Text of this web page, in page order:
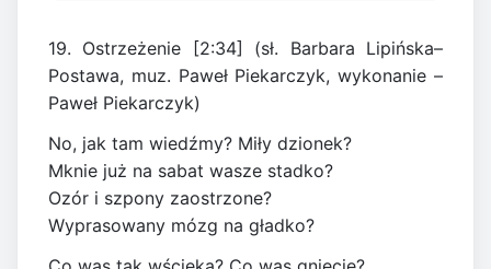
19. Ostrzeżenie [2:34] (sł. Barbara Lipińska–
Postawa, muz. Paweł Piekarczyk, wykonanie –
Paweł Piekarczyk)
No, jak tam wiedźmy? Miły dzionek?
Mknie już na sabat wasze stadko?
Ozór i szpony zaostrzone?
Wyprasowany mózg na gładko?